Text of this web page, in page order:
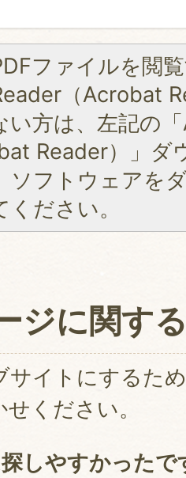
ファイルを閲
（Acrobat
い方は、左記の
Reader）」ダ
ソフトウェアを
ださい。
ジに関す
サイトにするた
ください。
しやすかったで